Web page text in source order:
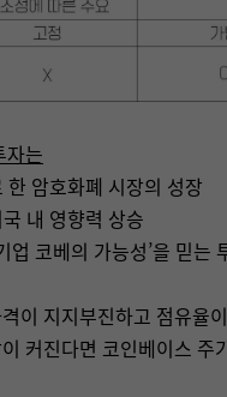
자는
암호화폐 시장의 성장
내 영향력 상승
업 코베의 가능성’을 믿는
이 지지부진하고 점유율
커진다면 코인베이스 주